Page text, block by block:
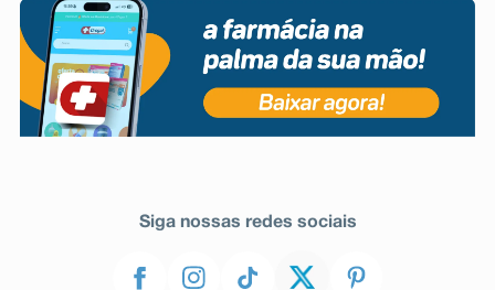
Siga nossas redes sociais